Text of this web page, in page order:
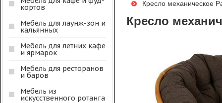
кортов
Мебель для лаунж-зон и
кальянных
Мебель для летних кафе
и ярмарок
Мебель для ресторанов
и баров
Мебель из
искусственного ротанга
Кресло механическое
Кресло